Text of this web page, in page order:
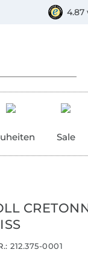
4.87
Sale
212.375-0001